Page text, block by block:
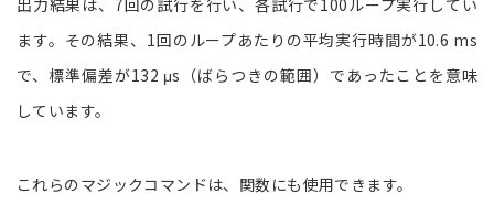
出力結果は、7回の試行を行い、各試行で100ループ実行してい
ます。その結果、1回のループあたりの平均実行時間が10.6 ms
で、標準偏差が132 μs（ばらつきの範囲）であったことを意味
しています。
これらのマジックコマンドは、関数にも使用できます。